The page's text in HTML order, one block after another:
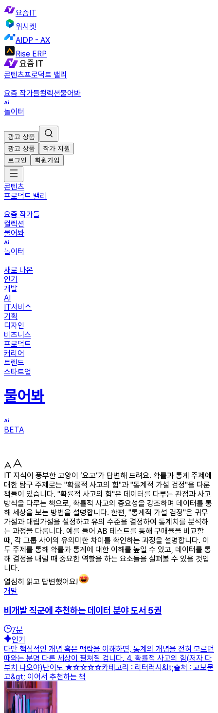
요즘IT
위시켓
AIDP - AX
Rise ERP
콘텐츠프로덕트 밸리
요즘 작가들컬렉션물어봐
놀이터
광고 상품
광고 상품
작가 지원
로그인
회원가입
콘텐츠
프로덕트 밸리
요즘 작가들
컬렉션
물어봐
놀이터
새로 나온
인기
개발
AI
IT서비스
기획
디자인
비즈니스
프로덕트
커리어
트렌드
스타트업
물어봐
BETA
IT 지식이 풍부한 고양이 ‘요고’가 답변해 드려요. 확률과 통계 주제에
대한 탐구 주제로는 "확률적 사고의 힘"과 "통계적 가설 검정"을 다룬
책들이 있습니다. "확률적 사고의 힘"은 데이터를 다루는 관점과 사고
방식을 다루는 책으로, 확률적 사고의 중요성을 강조하며 데이터를 통
해 세상을 보는 방법을 설명합니다. 한편, "통계적 가설 검정"은 귀무
가설과 대립가설을 설정하고 유의 수준을 결정하여 통계치를 분석하
는 과정을 다룹니다. 예를 들어 AB 테스트를 통해 구매율을 비교할
때, 각 그룹 사이의 유의미한 차이를 확인하는 과정을 설명합니다. 이
두 주제를 통해 확률과 통계에 대한 이해를 높일 수 있고, 데이터를 통
해 결정을 내릴 때 중요한 역할을 하는 요소들을 살펴볼 수 있을 것입
니다.
열심히 읽고 답변했어요!
개발
비개발 직군에 추천하는 데이터 분야 도서 5권
7분
인기
다만 핵심적인 개념 혹은 맥락을 이해하면, 통계의 개념을 전혀 모르던
때와는 분명 다른 세상이 펼쳐질 겁니다. 4. 확률적 사고의 힘(저자 다
부치 나오야)난이도 ★☆☆☆☆카테고리 : 리터러시&lt;출처 : 교보문
고&gt; 이어서 추천하는 책